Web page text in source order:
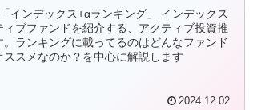
インデックス+αランキング」 インデックス
ブファンドを紹介する、アクティブ投資推
ランキングに載ってるのはどんなファンド
スメなのか？を中心に解説します
2024.12.02